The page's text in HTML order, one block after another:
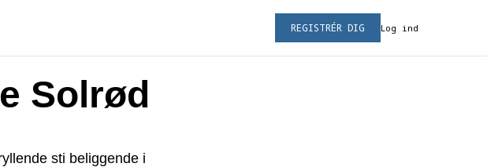
Log ind
REGISTRÉR DIG
Solrød
sti beliggende i